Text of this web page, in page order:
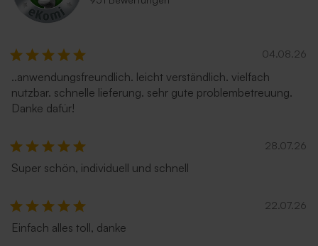
04.08.26
..anwendungsfreundlich. leicht verständlich. vielfach
nutzbar. schnelle lieferung. sehr gute problembetreuung.
Danke dafür!
28.07.26
Super schön, individuell und schnell
22.07.26
Einfach alles toll, danke